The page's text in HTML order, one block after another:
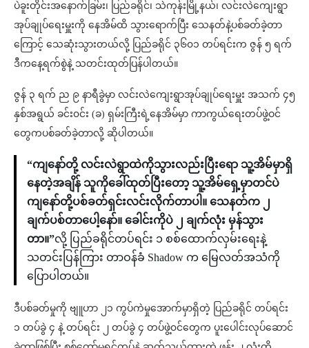
ပဲခူးတိုင်းအနောက်ခြမ်း၊ ပြည်ခရိုင်၊ သဲကုန်းမြို့နယ်၊ လင်းလဲကျေးရွာ
အုပ်ချုပ်ရေးမှူးကို နေအိမ်ထိ သွားရောက်ပြီး သေနတ်နဲ့ပစ်ခတ်ခဲ့တာ
ကြောင့် သေဆုံးသွားတယ်လို့ ပြည်ခရိုင် ၃၆၀၁ တပ်ရင်းက ဇွန် ၅ ရက်‌
ဒီကနေ့ရက်စွဲနဲ့ သတင်းထုတ်ပြန်ပါတယ်။
ဇွန် ၃ ရက် ည ၉ နာရီခွဲမှာ လင်းလဲကျေးရွာအုပ်ချုပ်ရေးမှူး အသက် ၄၅
နှစ်အရွယ် ခင်း၀င်း (ခ) ရှမ်းကြီးရဲ့နေအိမ်မှာ ကာကွယ်ရေးတပ်ဖွဲ့ဝင်
တွေကပစ်ခတ်ခဲ့တာလို့ ဆိုပါတယ်။
“ကျနော်တို့ လင်းလဲရွာထဲကိုသွားလည်းပြီးရော သူ့အိမ်မှာရှိ
နေတဲ့အချိန် သူကိုခေါ်ထုတ်ပြီးတော့ သူ့အိမ်ရှေ့မှာတင်ပဲ
ကျနော်တို့ပစ်ခတ်ရှင်းလင်းလိုက်တာပါ။ သေနတ်က ၂
ချက်ပစ်တာပေါ့နော်။ ခေါင်းကိုပဲ ၂ ချက်လုံး မှန်သွား
တာ။”လို့ ပြည်ခရိုင်တပ်ရင်း ၁ စစ်ထောက်လှမ်းရေးနဲ့
သတင်းပြန်ကြား တာဝန်ခံ Shadow က မြေလတ်အသံကို
ပြောပါတယ်။
ဒီပစ်ခတ်မှုကို ဗျူဟာ ၂၁ ကွပ်ကဲမှုအောက်မှာရှိတဲ့ ပြည်ခရိုင် တပ်ရင်း
၁ တပ်ခွဲ ၄ နဲ့ တပ်ရင်း ၂ တပ်ခွဲ ၄ တပ်ဖွဲ့၀င်တွေက ပူးပေါင်းလုပ်ဆောင်